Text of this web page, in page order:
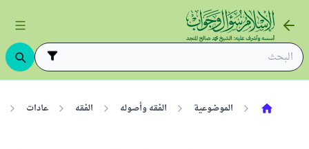
الموضوعية الفقه وأصوله الفقه عادات